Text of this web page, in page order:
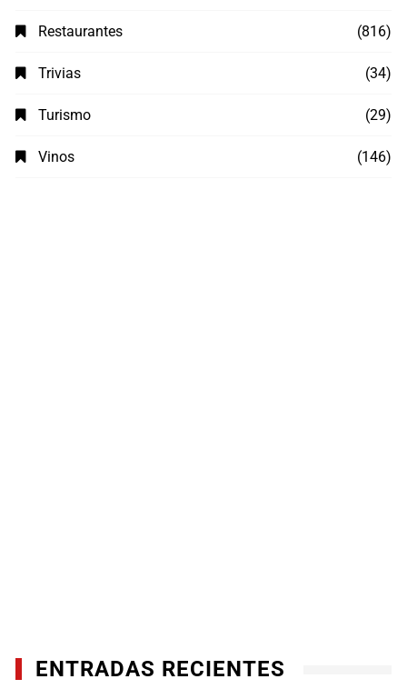
Restaurantes (816)
Trivias (34)
Turismo (29)
Vinos (146)
ENTRADAS RECIENTES